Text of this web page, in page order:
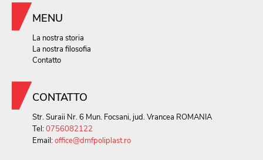
MENU
La nostra storia
La nostra filosofia
Contatto
CONTATTO
Str. Suraii Nr. 6 Mun. Focsani, jud. Vrancea ROMANIA
Tel:0756082122
Email:office@dmfpoliplast.ro